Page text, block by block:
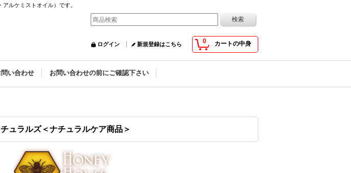
ルケミストオイル）です。
0 カートの中身
ログイン 新規登録はこちら
問い合わせ お問い合わせの前にご確認下さい
ュラルズ＜ナチュラルケア商品＞